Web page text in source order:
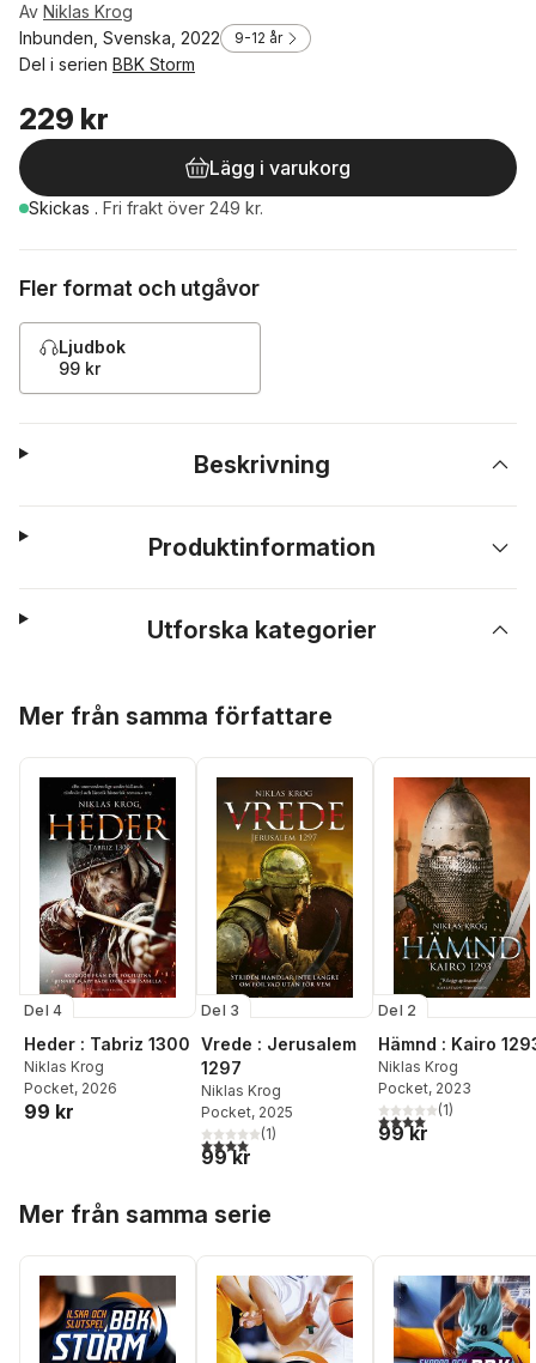
Av Niklas Krog
Inbunden, Svenska, 2022
9-12 år
Del i serien BBK Storm
229 kr
Lägg i varukorg
Skickas . Fri frakt över 249 kr.
Fler format och utgåvor
Ljudbok
99 kr
Beskrivning
Produktinformation
Utforska kategorier
Mer från samma författare
Del 4
Heder : Tabriz 1300
Niklas Krog
Pocket, 2026
99 kr
Del 3
Vrede : Jerusalem
1297
Niklas Krog
Pocket, 2025
4,0utav 5 stjärnor. Totalt antal röster:
(1)
99 kr
Del 2
Hämnd : Kairo
Niklas Krog
Pocket, 2023
4,0utav 5 stjärnor.
(1)
99 kr
Mer från samma serie